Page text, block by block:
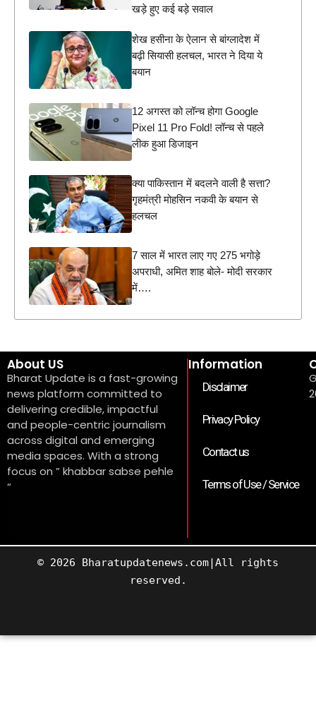
खड़े हुए कई बड़े सवाल
शेख हसीना के ऐलान से बांग्लादेश में
बढ़ी सियासी हलचल, भारत ने दिया ये
बयान
12 अगस्त को लॉन्च होगा Google
Pixel 11 Pro Fold! लॉन्च से पहले
लीक हुआ डिजाइन
क्या पाकिस्तान में बदलने वाली है सत्ता?
गृहमंत्री मोहसिन नकवी के बयान से
हलचल
7 साल में भारत लाए गए 275 भगोड़े
अपराधी, अमित शाह बोले- मोदी सरकार
में….
About US
Bharat Update is a fast-growing
news platform committed to
delivering credible, impactful
and people-centric journalism
across digital and emerging
media spaces. With a strong
focus on ” khabbar sabse pehle
“
Information
Disclaimer
Privacy Policy
Contact us
Terms of Use / Service
© 2026 Bharatupdatenews.com|All rights
reserved.